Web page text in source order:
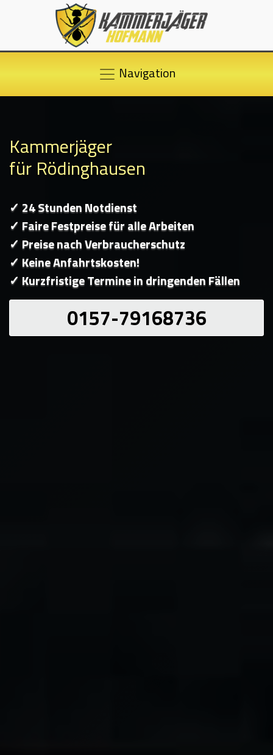
Navigation
Kammerjäger
für Rödinghausen
✓ 24 Stunden Notdienst
✓ Faire Festpreise für alle Arbeiten
✓ Preise nach Verbraucherschutz
✓ Keine Anfahrtskosten!
✓ Kurzfristige Termine in dringenden Fällen
0157-79168736